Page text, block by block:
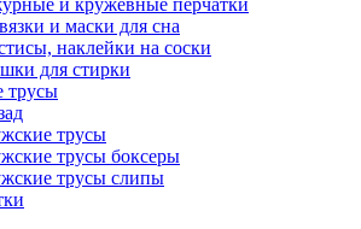
и кружевные перчатки
и маски для сна
наклейки на соски
для стирки
трусы
трусы
трусы боксеры
трусы слипы